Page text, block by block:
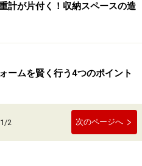
計が片付く！収納スペースの造
ームを賢く行う4つのポイント
1/2 次のページへ